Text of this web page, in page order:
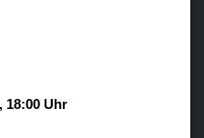
18:00 Uhr